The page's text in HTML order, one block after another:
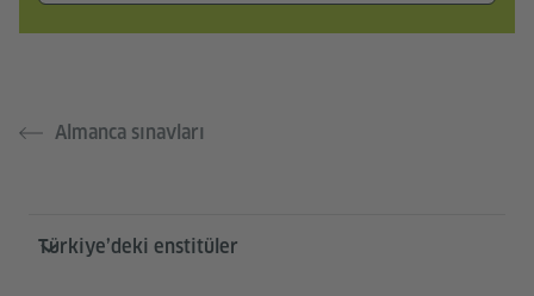
Almanca sınavları
Service- und Informationsbereich
Türkiye’deki enstitüler